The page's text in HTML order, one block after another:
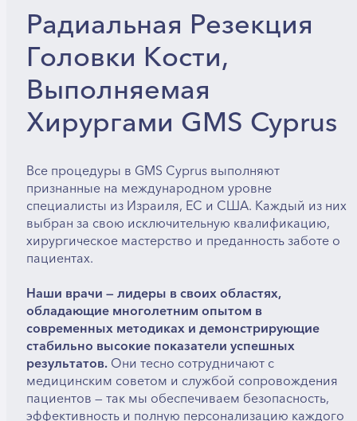
Радиальная Резекция
Головки Кости,
Выполняемая
Хирургами GMS Cyprus
Все процедуры в GMS Cyprus выполняют
признанные на международном уровне
специалисты из Израиля, ЕС и США. Каждый из них
выбран за свою исключительную квалификацию,
хирургическое мастерство и преданность заботе о
пациентах.
Наши врачи — лидеры в своих областях,
обладающие многолетним опытом в
современных методиках и демонстрирующие
стабильно высокие показатели успешных
результатов.Они тесно сотрудничают с
медицинским советом и службой сопровождения
пациентов — так мы обеспечиваем безопасность,
эффективность и полную персонализацию каждого